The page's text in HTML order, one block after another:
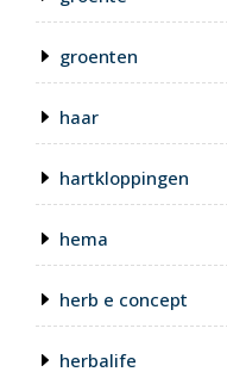
groenten
haar
hartkloppingen
hema
herb e concept
herbalife